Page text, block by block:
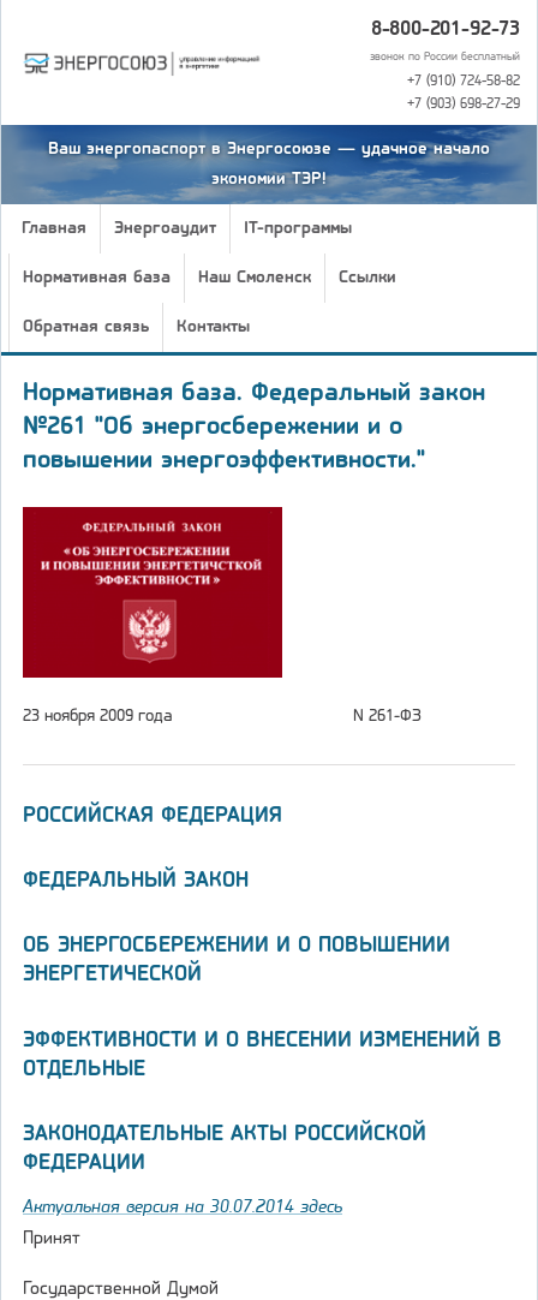
8-800-201-92-73
звонок по России бесплатный
+7 (910) 724-58-82
+7 (903) 698-27-29
Ваш энергопаспорт в Энергосоюзе — удачное начало
экономии ТЭР!
Главная Энергоаудит IT-программы
Нормативная база Наш Смоленск Ссылки
Обратная связь Контакты
Нормативная база. Федеральный закон
№261 "Об энергосбережении и о
повышении энергоэффективности."
23 ноября 2009 года N 261-ФЗ
РОССИЙСКАЯ ФЕДЕРАЦИЯ
ФЕДЕРАЛЬНЫЙ ЗАКОН
ОБ ЭНЕРГОСБЕРЕЖЕНИИ И О ПОВЫШЕНИИ
ЭНЕРГЕТИЧЕСКОЙ
ЭФФЕКТИВНОСТИ И О ВНЕСЕНИИ ИЗМЕНЕНИЙ В
ОТДЕЛЬНЫЕ
ЗАКОНОДАТЕЛЬНЫЕ АКТЫ РОССИЙСКОЙ
ФЕДЕРАЦИИ
Актуальная версия на 30.07.2014 здесь
Принят
Государственной Думой